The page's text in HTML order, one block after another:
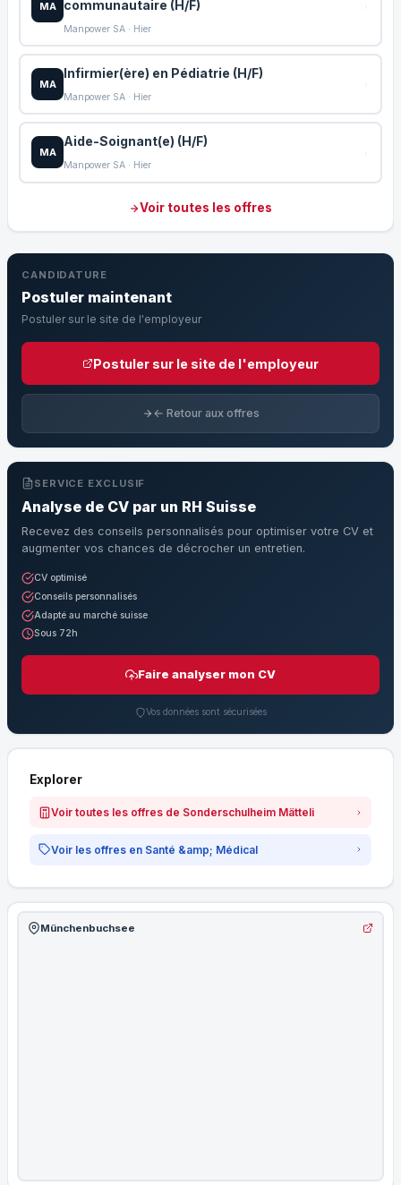
MA communautaire (H/F)
Manpower SA · Hier
MA
Infirmier(ère) en Pédiatrie (H/F)
Manpower SA · Hier
MA
Aide-Soignant(e) (H/F)
Manpower SA · Hier
Voir toutes les offres
CANDIDATURE
Postuler maintenant
Postuler sur le site de l'employeur
Postuler sur le site de l'employeur
← Retour aux offres
SERVICE EXCLUSIF
Analyse de CV par un RH Suisse
Recevez des conseils personnalisés pour optimiser votre CV et
augmenter vos chances de décrocher un entretien.
CV optimisé
Conseils personnalisés
Adapté au marché suisse
Sous 72h
Faire analyser mon CV
Vos données sont sécurisées
Explorer
Voir toutes les offres de Sonderschulheim Mätteli
Voir les offres en Santé &amp; Médical
Münchenbuchsee